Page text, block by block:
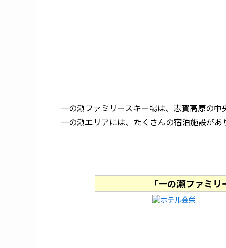
一の瀬ファミリースキー場は、志賀高原の中
一の瀬エリアには、たくさんの宿泊施設があ
「一の瀬ファミ